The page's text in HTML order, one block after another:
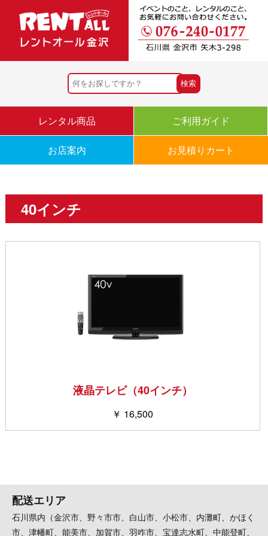
レンタル商品 ご利用ガイド
お店案内 お見積りカート
40インチ
液晶テレビ（40インチ）
￥ 16,500
配送エリア
石川県内（金沢市、野々市市、白山市、小松市、内灘町、かほく
市、津幡町、能美市、加賀市、羽咋市、宝達志水町、中能登町、